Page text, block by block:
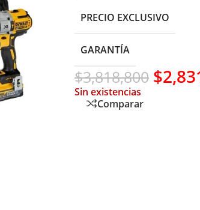
PRECIO EXCLUSIVO
GARANTÍA
$3,818,800 $
Sin existencias
Comparar